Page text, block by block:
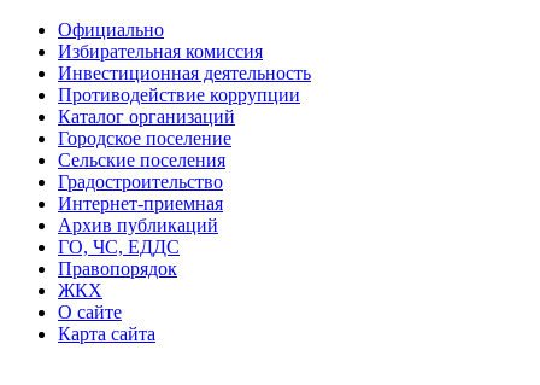
Официально
Избирательная комиссия
Инвестиционная деятельность
Противодействие коррупции
Каталог организаций
Городское поселение
Сельские поселения
Градостроительство
Интернет-приемная
Архив публикаций
ГО, ЧС, ЕДДС
Правопорядок
ЖКХ
О сайте
Карта сайта